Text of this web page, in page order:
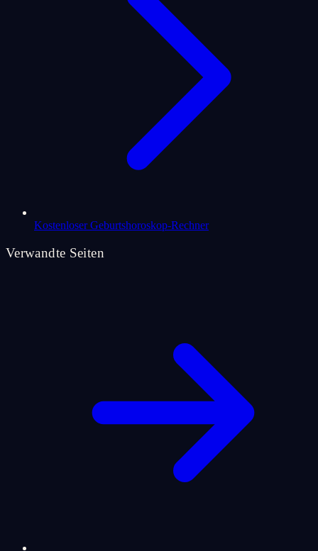
Kostenloser Geburtshoroskop-Rechner
Verwandte Seiten